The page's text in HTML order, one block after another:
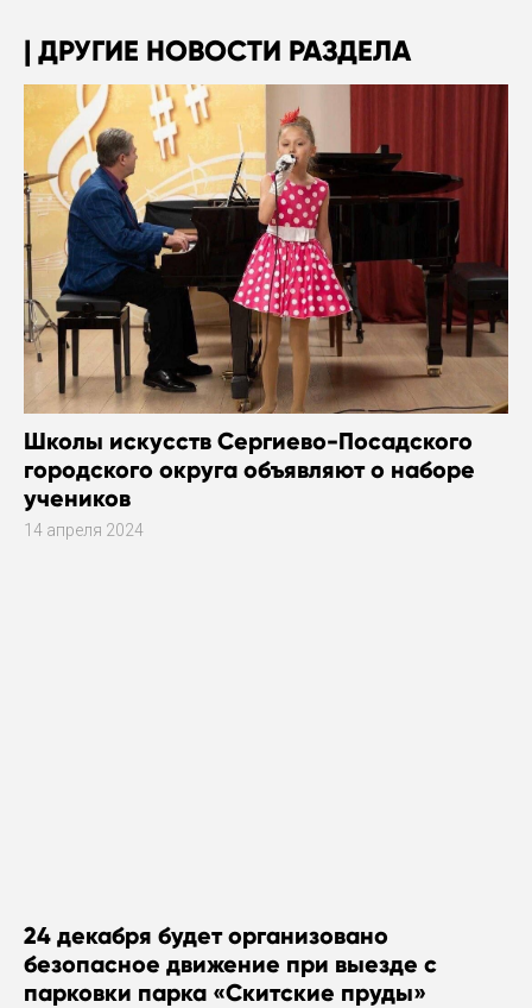
ДРУГИЕ НОВОСТИ РАЗДЕЛА
Школы искусств Сергиево-Посадского
городского округа объявляют о наборе
учеников
14 апреля 2024
24 декабря будет организовано
безопасное движение при выезде с
парковки парка «Скитские пруды»